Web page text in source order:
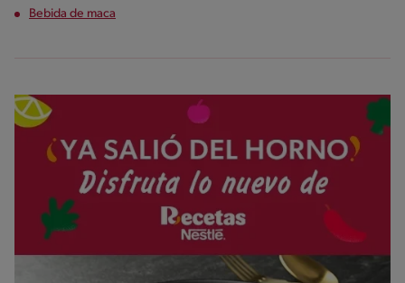
Bebida de maca